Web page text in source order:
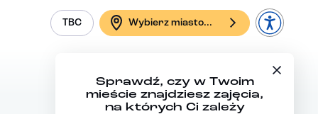
TBC Wybierz miasto...
Sprawdź, czy w Twoim
mieście znajdziesz zajęcia,
na których Ci zależy